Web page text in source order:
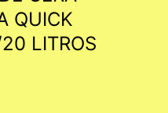
QUICK
LITROS